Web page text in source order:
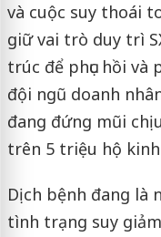
và cuộc suy thoái
giữ vai trò duy trì
trúc để phục hồi
đội ngũ doanh
đang đứng mũi
trên 5 triệu hộ
Dịch bệnh đang là
tình trạng suy